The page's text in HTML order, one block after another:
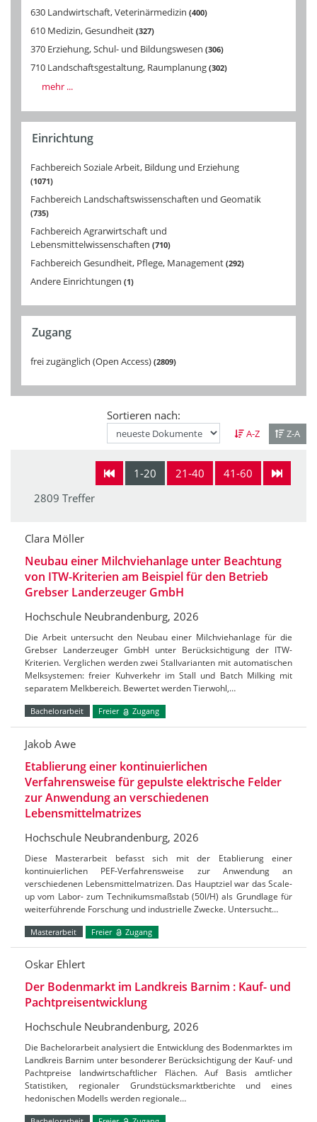
630 Landwirtschaft, Veterinärmedizin 400
610 Medizin, Gesundheit 327
370 Erziehung, Schul- und Bildungswesen 306
710 Landschaftsgestaltung, Raumplanung 302
mehr ...
Einrichtung
Fachbereich Soziale Arbeit, Bildung und Erziehung
1071
Fachbereich Landschaftswissenschaften und Geomatik
735
Fachbereich Agrarwirtschaft und
Lebensmittelwissenschaften 710
Fachbereich Gesundheit, Pflege, Management 292
Andere Einrichtungen 1
Zugang
frei zugänglich (Open Access) 2809
Sortieren nach:
A-Z Z-A
1-20 21-40
41-60
2809 Treffer
Clara Möller
Neubau einer Milchviehanlage unter Beachtung
von ITW-Kriterien am Beispiel für den Betrieb
Grebser Landerzeuger GmbH
Hochschule Neubrandenburg, 2026
Die Arbeit untersucht den Neubau einer Milchviehanlage für die
Grebser Landerzeuger GmbH unter Berücksichtigung der ITW-
Kriterien. Verglichen werden zwei Stallvarianten mit automatischen
Melksystemen: freier Kuhverkehr im Stall und Batch Milking mit
separatem Melkbereich. Bewertet werden Tierwohl,…
Bachelorarbeit Freier Zugang
Jakob Awe
Etablierung einer kontinuierlichen
Verfahrensweise für gepulste elektrische Felder
zur Anwendung an verschiedenen
Lebensmittelmatrizes
Hochschule Neubrandenburg, 2026
Diese Masterarbeit befasst sich mit der Etablierung einer
kontinuierlichen PEF-Verfahrensweise zur Anwendung an
verschiedenen Lebensmittelmatrizen. Das Hauptziel war das Scale-
up vom Labor- zum Technikumsmaßstab (50l/H) als Grundlage für
weiterführende Forschung und industrielle Zwecke. Untersucht…
Masterarbeit Freier Zugang
Oskar Ehlert
Der Bodenmarkt im Landkreis Barnim : Kauf- und
Pachtpreisentwicklung
Hochschule Neubrandenburg, 2026
Die Bachelorarbeit analysiert die Entwicklung des Bodenmarktes im
Landkreis Barnim unter besonderer Berücksichtigung der Kauf- und
Pachtpreise landwirtschaftlicher Flächen. Auf Basis amtlicher
Statistiken, regionaler Grundstücksmarktberichte und eines
hedonischen Modells werden regionale…